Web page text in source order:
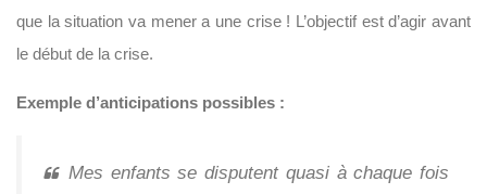
que la situation va mener a une crise ! L’objectif est d’agir avant
le début de la crise.
Exemple d’anticipations possibles :
Mes enfants se disputent quasi à chaque fois